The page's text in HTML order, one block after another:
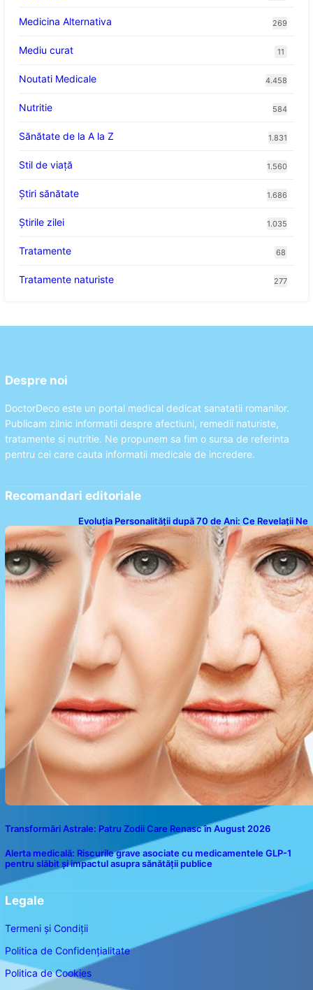
Medicina Alternativa 269
Mediu curat 11
Noutati Medicale 4.458
Nutritie 584
Sănătate de la A la Z 1.831
Stil de viaţă 1.560
Ştiri sănătate 1.686
Știrile zilei 1.035
Tratamente 68
Tratamente naturiste 277
Despre noi
DoctorDeco este un portal medical dedicat sanatatii romanilor.
Publicam zilnic informatii despre afectiuni, remedii naturiste,
tratamente si nutritie. Ne propunem sa fim o sursa de referinta
pentru cei care cauta informatii medicale de incredere.
Recomandari editoriale
Evoluția Personalității după 70 de Ani: Ce Revelații Ne
Oferă Studiile Psihologice
Transformări Astrale: Patru Zodii Care Renasc în August 2026
Alerta medicală: Riscurile grave asociate cu medicamentele GLP-1
pentru slăbit și impactul asupra sănătății publice
Legale
Termeni și Condiții
Politica de Confidențialitate
Politica de Cookies